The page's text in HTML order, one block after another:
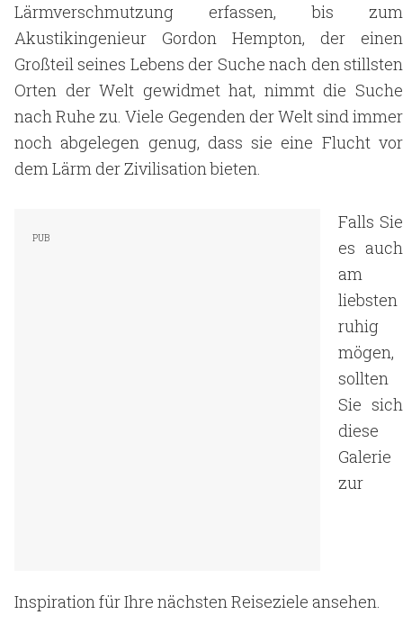
Lärmverschmutzung erfassen, bis zum
Akustikingenieur Gordon Hempton, der einen
Großteil seines Lebens der Suche nach den stillsten
Orten der Welt gewidmet hat, nimmt die Suche
nach Ruhe zu. Viele Gegenden der Welt sind immer
noch abgelegen genug, dass sie eine Flucht vor
dem Lärm der Zivilisation bieten.
Falls Sie
es auch
am
liebsten
ruhig
mögen,
sollten
Sie sich
diese
Galerie
zur
Inspiration für Ihre nächsten Reiseziele ansehen.